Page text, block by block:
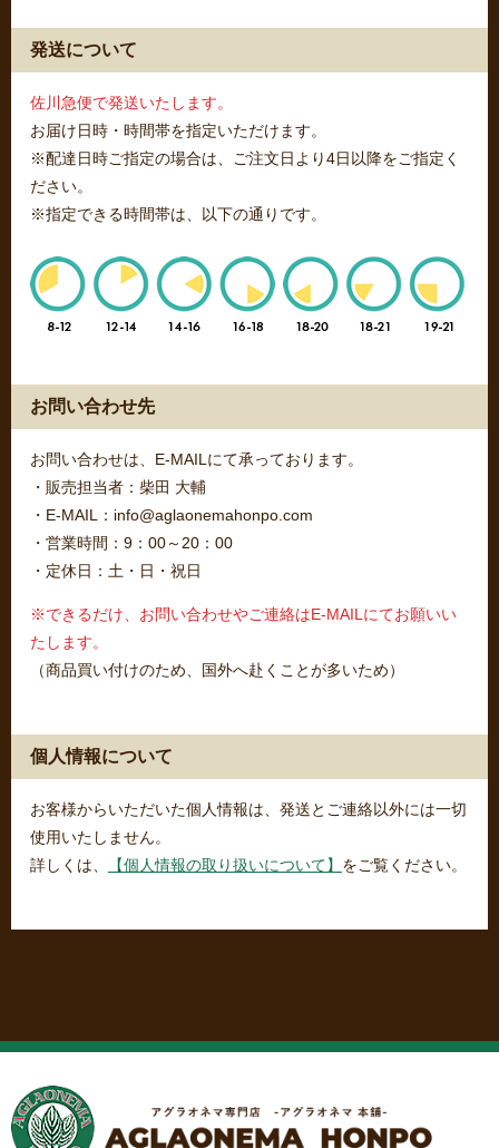
発送について
佐川急便で発送いたします。
お届け日時・時間帯を指定いただけます。
※配達日時ご指定の場合は、ご注文日より4日以降をご指定く
ださい。
※指定できる時間帯は、以下の通りです。
お問い合わせ先
お問い合わせは、E-MAILにて承っております。
・販売担当者：柴田 大輔
・E-MAIL：info@aglaonemahonpo.com
・営業時間：9：00～20：00
・定休日：土・日・祝日
※できるだけ、お問い合わせやご連絡はE-MAILにてお願いい
たします。
（商品買い付けのため、国外へ赴くことが多いため）
個人情報について
お客様からいただいた個人情報は、発送とご連絡以外には一切
使用いたしません。
詳しくは、
【個人情報の取り扱いについて】 をご覧ください。